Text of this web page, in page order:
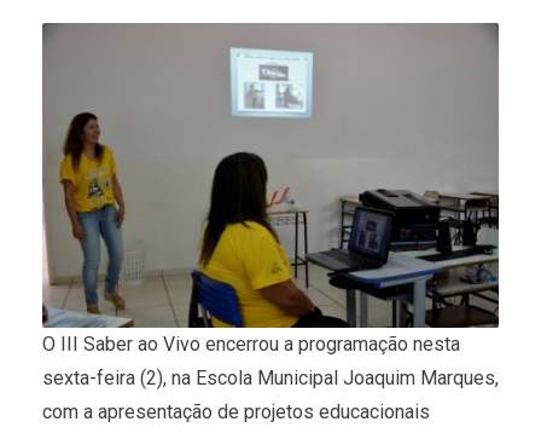
O III Saber ao Vivo encerrou a programação nesta
sexta-feira (2), na Escola Municipal Joaquim Marques,
com a apresentação de projetos educacionais